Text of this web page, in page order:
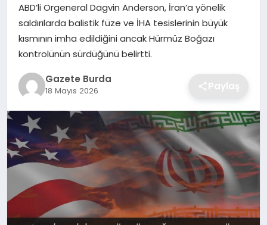
EKONOMI
TEKNOLOJI
SAĞLIK
DÜNYA
SIYASET
ABD’li Orgeneral Dagvin Anderson, İran’a yönelik
saldırılarda balistik füze ve İHA tesislerinin büyük
kısmının imha edildiğini ancak Hürmüz Boğazı
kontrolünün sürdüğünü belirtti.
Gazete Burda
18 Mayıs 2026 Paylaş